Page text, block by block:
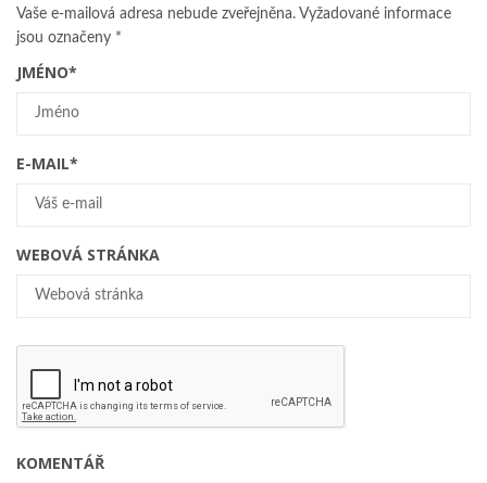
Vaše e-mailová adresa nebude zveřejněna. Vyžadované informace
jsou označeny *
JMÉNO*
E-MAIL*
WEBOVÁ STRÁNKA
KOMENTÁŘ